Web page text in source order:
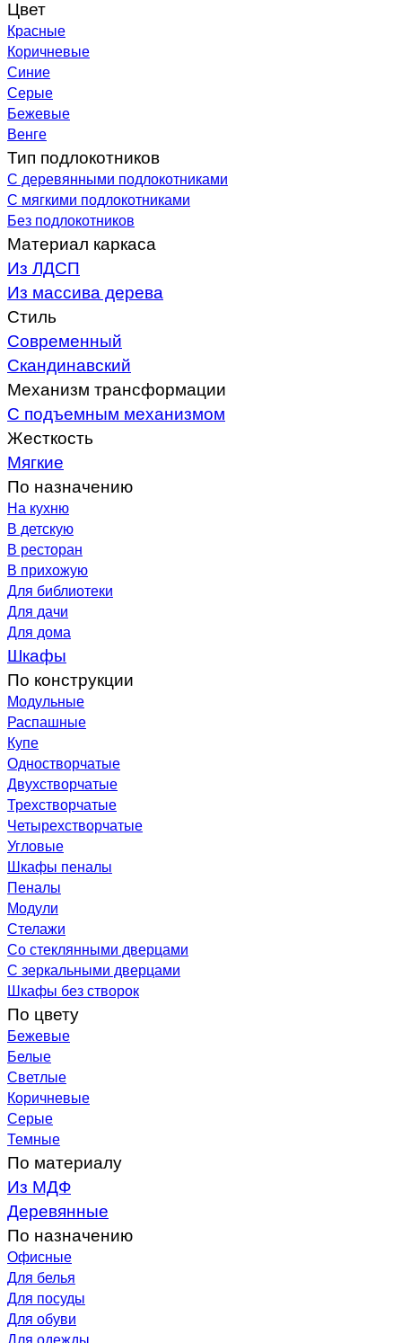
Цвет
Красные
Коричневые
Синие
Серые
Бежевые
Венге
Тип подлокотников
С деревянными подлокотниками
С мягкими подлокотниками
Без подлокотников
Материал каркаса
Из ЛДСП
Из массива дерева
Стиль
Современный
Скандинавский
Механизм трансформации
С подъемным механизмом
Жесткость
Мягкие
По назначению
На кухню
В детскую
В ресторан
В прихожую
Для библиотеки
Для дачи
Для дома
Шкафы
По конструкции
Модульные
Распашные
Купе
Одностворчатые
Двухстворчатые
Трехстворчатые
Четырехстворчатые
Угловые
Шкафы пеналы
Пеналы
Модули
Стелажи
Со стеклянными дверцами
С зеркальными дверцами
Шкафы без створок
По цвету
Бежевые
Белые
Светлые
Коричневые
Серые
Темные
По материалу
Из МДФ
Деревянные
По назначению
Офисные
Для белья
Для посуды
Для обуви